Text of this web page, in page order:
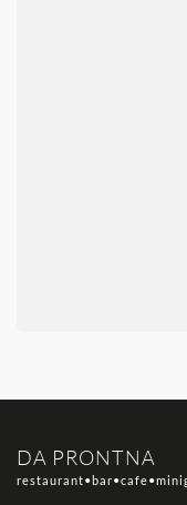
DA PRONTNA